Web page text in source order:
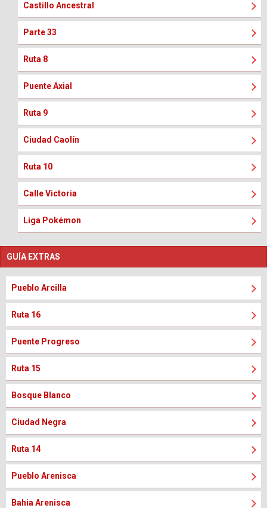
Castillo Ancestral
Parte 33
Ruta 8
Puente Axial
Ruta 9
Ciudad Caolín
Ruta 10
Calle Victoria
Liga Pokémon
GUÍA EXTRAS
Pueblo Arcilla
Ruta 16
Puente Progreso
Ruta 15
Bosque Blanco
Ciudad Negra
Ruta 14
Pueblo Arenisca
Bahia Arenisca